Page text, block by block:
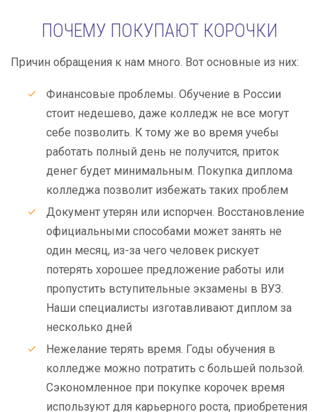
ПОЧЕМУ ПОКУПАЮТ КОРОЧКИ
Причин обращения к нам много. Вот основные из них:
Финансовые проблемы. Обучение в России
стоит недешево, даже колледж не все могут
себе позволить. К тому же во время учебы
работать полный день не получится, приток
денег будет минимальным. Покупка диплома
колледжа позволит избежать таких проблем
Документ утерян или испорчен. Восстановление
официальными способами может занять не
один месяц, из-за чего человек рискует
потерять хорошее предложение работы или
пропустить вступительные экзамены в ВУЗ.
Наши специалисты изготавливают диплом за
несколько дней
Нежелание терять время. Годы обучения в
колледже можно потратить с большей пользой.
Сэкономленное при покупке корочек время
используют для карьерного роста, приобретения